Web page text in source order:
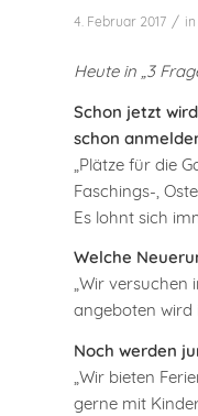
4. Februar 2017 / in
Heute in „3
Schon jetzt
schon
„Plätze für die
Faschings-,
Es lohnt sich
Welche
„Wir versuchen
angeboten wird
Noch werden
„Wir bieten
gerne mit